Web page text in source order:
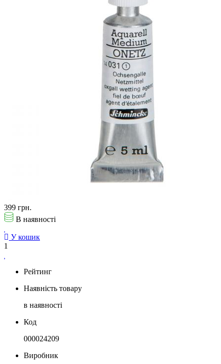
399 грн.
В наявності
У кошик
1
Рейтинг
Наявність товару
в наявності
Код
000024209
Виробник